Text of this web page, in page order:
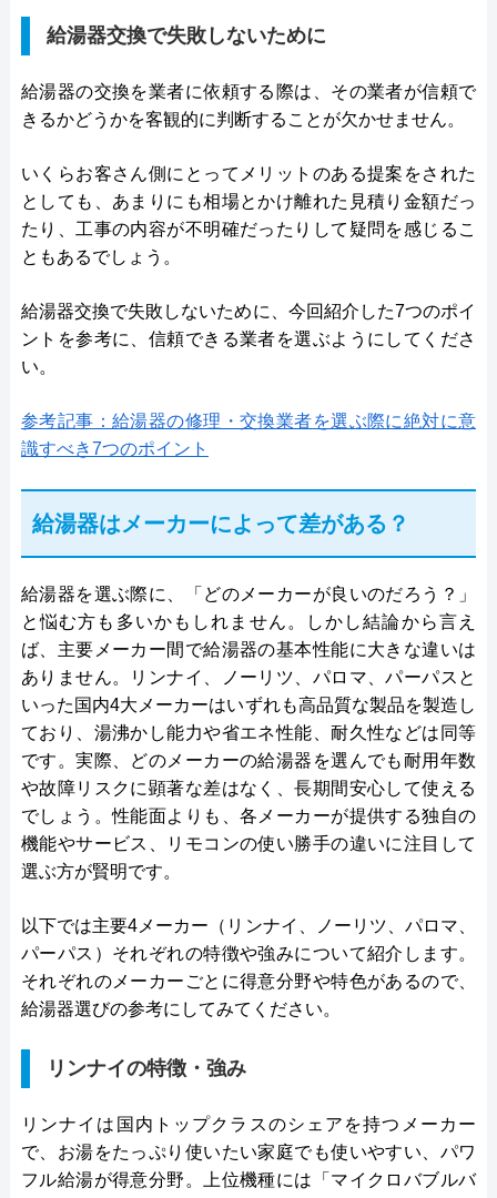
給湯器交換で失敗しないために
給湯器の交換を業者に依頼する際は、その業者が信頼で
きるかどうかを客観的に判断することが欠かせません。
いくらお客さん側にとってメリットのある提案をされた
としても、あまりにも相場とかけ離れた見積り金額だっ
たり、工事の内容が不明確だったりして疑問を感じるこ
ともあるでしょう。
給湯器交換で失敗しないために、今回紹介した7つのポイ
ントを参考に、信頼できる業者を選ぶようにしてくださ
い。
参考記事：給湯器の修理・交換業者を選ぶ際に絶対に意
識すべき7つのポイント
給湯器はメーカーによって差がある？
給湯器を選ぶ際に、「どのメーカーが良いのだろう？」
と悩む方も多いかもしれません。しかし結論から言え
ば、主要メーカー間で給湯器の基本性能に大きな違いは
ありません。リンナイ、ノーリツ、パロマ、パーパスと
いった国内4大メーカーはいずれも高品質な製品を製造し
ており、湯沸かし能力や省エネ性能、耐久性などは同等
です。実際、どのメーカーの給湯器を選んでも耐用年数
や故障リスクに顕著な差はなく、長期間安心して使える
でしょう。性能面よりも、各メーカーが提供する独自の
機能やサービス、リモコンの使い勝手の違いに注目して
選ぶ方が賢明です。
以下では主要4メーカー（リンナイ、ノーリツ、パロマ、
パーパス）それぞれの特徴や強みについて紹介します。
それぞれのメーカーごとに得意分野や特色があるので、
給湯器選びの参考にしてみてください。
リンナイの特徴・強み
リンナイは国内トップクラスのシェアを持つメーカー
で、お湯をたっぷり使いたい家庭でも使いやすい、パワ
フル給湯が得意分野。上位機種には「マイクロバブルバ